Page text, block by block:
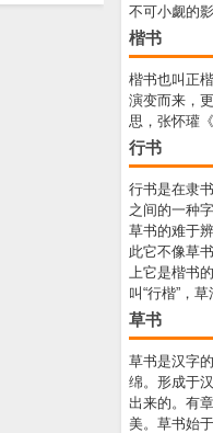
不可小觑的
楷书
楷书也叫正
演变而来，
思，张怀瓘
行书
行书是在隶
之间的一种
草书的难于
此它不像草
上它是楷书
叫“行楷”，草
草书
草书是汉字
绵。形成于
出来的。有
美。草书始